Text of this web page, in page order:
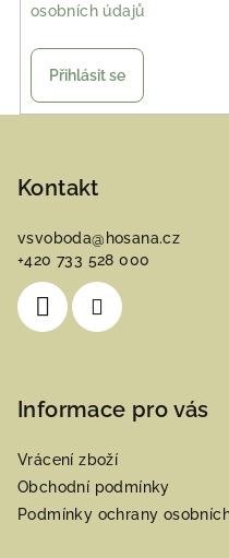
osobních údajů
Přihlásit se
Kontakt
vsvoboda@ hosana.cz
+420 733 528 000
Informace pro vás
Vrácení zboží
Obchodní podmínky
Podmínky ochrany